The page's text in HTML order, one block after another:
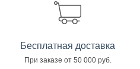
Бесплатная доставка
При заказе от 50 000 руб.